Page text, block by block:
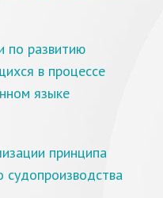
по развитию
в процессе
языке
принципа
судопроизводства